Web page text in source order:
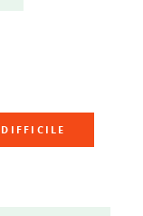
DIFFICILE